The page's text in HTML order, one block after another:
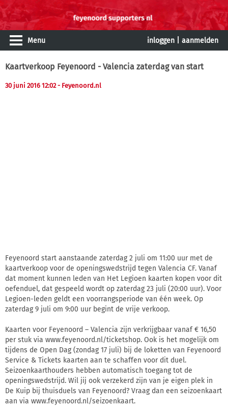
Menu inloggen aanmelden
Kaartverkoop Feyenoord - Valencia zaterdag van start
30 juni 2016 12:02- Feyenoord.nl
Feyenoord start aanstaande zaterdag 2 juli om 11:00 uur met de
kaartverkoop voor de openingswedstrijd tegen Valencia CF. Vanaf
dat moment kunnen leden van Het Legioen kaarten kopen voor dit
oefenduel, dat gespeeld wordt op zaterdag 23 juli (20:00 uur). Voor
Legioen-leden geldt een voorrangsperiode van één week. Op
zaterdag 9 juli om 9:00 uur begint de vrije verkoop.
Kaarten voor Feyenoord – Valencia zijn verkrijgbaar vanaf € 16,50
per stuk via www.feyenoord.nl/ticketshop. Ook is het mogelijk om
tijdens de Open Dag (zondag 17 juli) bij de loketten van Feyenoord
Service & Tickets kaarten aan te schaffen voor dit duel.
Seizoenkaarthouders hebben automatisch toegang tot de
openingswedstrijd. Wil jij ook verzekerd zijn van je eigen plek in
De Kuip bij thuisduels van Feyenoord? Vraag dan een seizoenkaart
aan via www.feyenoord.nl/seizoenkaart.